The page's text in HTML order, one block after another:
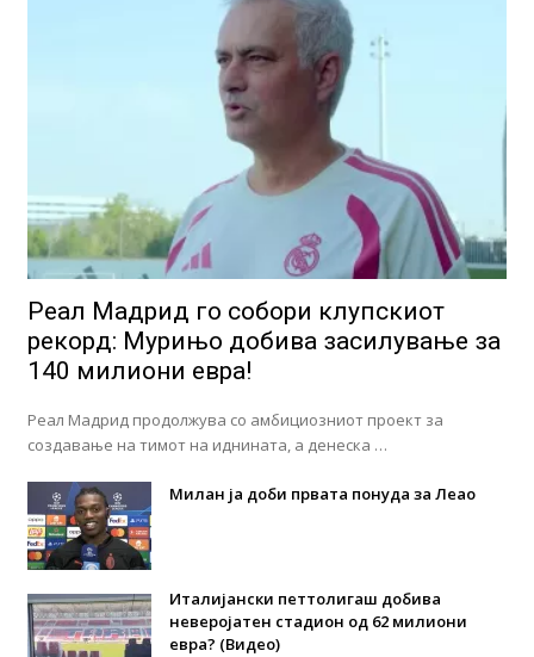
Реал Мадрид го собори клупскиот
рекорд: Мурињо добива засилување за
140 милиони евра!
Реал Мадрид продолжува со амбициозниот проект за
создавање на тимот на иднината, а денеска …
Милан ја доби првата понуда за Леао
Италијански петтолигаш добива
неверојатен стадион од 62 милиони
евра? (Видео)